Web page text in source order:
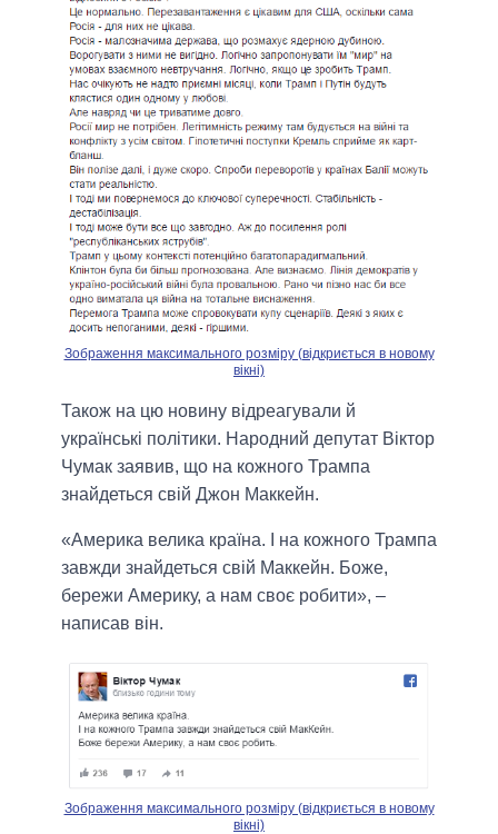
Зображення максимального розміру (відкриється в новому
вікні)
Також на цю новину відреагували й
українські політики. Народний депутат Віктор
Чумак заявив, що на кожного Трампа
знайдеться свій Джон Маккейн.
«Америка велика країна. І на кожного Трампа
завжди знайдеться свій Маккейн. Боже,
бережи Америку, а нам своє робити», –
написав він.
Зображення максимального розміру (відкриється в новому
вікні)